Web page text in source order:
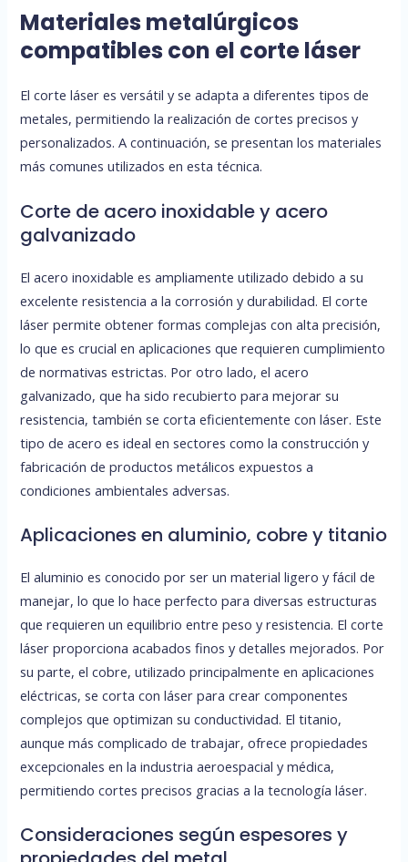
Materiales metalúrgicos
compatibles con el corte láser
El corte láser es versátil y se adapta a diferentes tipos de
metales, permitiendo la realización de cortes precisos y
personalizados. A continuación, se presentan los materiales
más comunes utilizados en esta técnica.
Corte de acero inoxidable y acero
galvanizado
El acero inoxidable es ampliamente utilizado debido a su
excelente resistencia a la corrosión y durabilidad. El corte
láser permite obtener formas complejas con alta precisión,
lo que es crucial en aplicaciones que requieren cumplimiento
de normativas estrictas. Por otro lado, el acero
galvanizado, que ha sido recubierto para mejorar su
resistencia, también se corta eficientemente con láser. Este
tipo de acero es ideal en sectores como la construcción y
fabricación de productos metálicos expuestos a
condiciones ambientales adversas.
Aplicaciones en aluminio, cobre y titanio
El aluminio es conocido por ser un material ligero y fácil de
manejar, lo que lo hace perfecto para diversas estructuras
que requieren un equilibrio entre peso y resistencia. El corte
láser proporciona acabados finos y detalles mejorados. Por
su parte, el cobre, utilizado principalmente en aplicaciones
eléctricas, se corta con láser para crear componentes
complejos que optimizan su conductividad. El titanio,
aunque más complicado de trabajar, ofrece propiedades
excepcionales en la industria aeroespacial y médica,
permitiendo cortes precisos gracias a la tecnología láser.
Consideraciones según espesores y